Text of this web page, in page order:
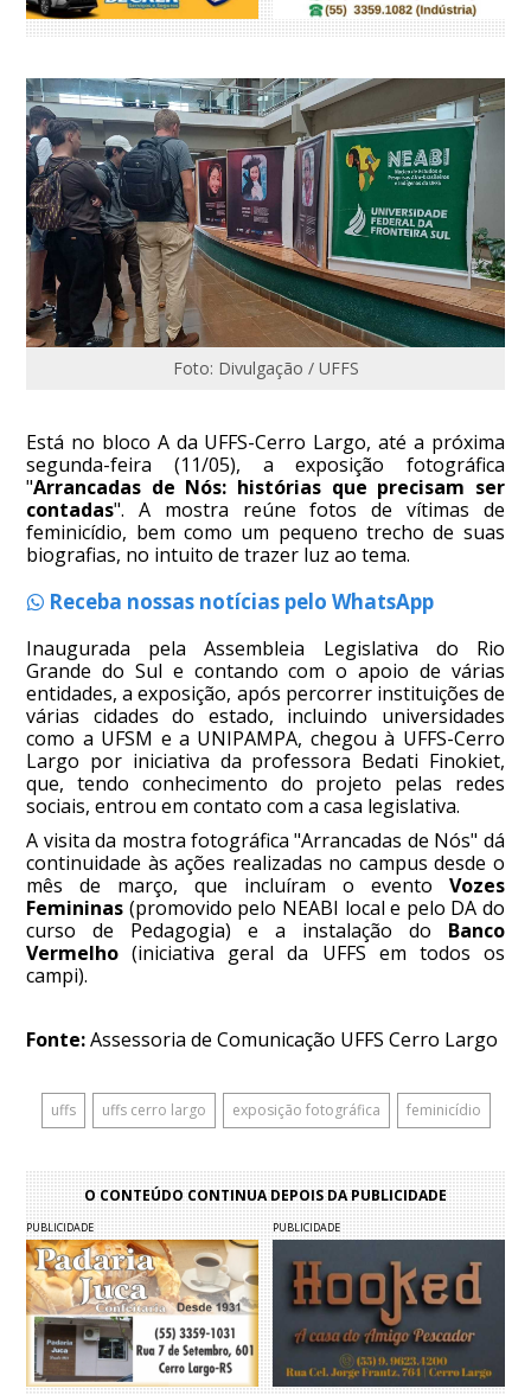
Foto: Divulgação / UFFS
Está no bloco A da UFFS-Cerro Largo, até a próxima
segunda-feira (11/05), a exposição fotográfica
"Arrancadas de Nós: histórias que precisam ser
contadas". A mostra reúne fotos de vítimas de
feminicídio, bem como um pequeno trecho de suas
biografias, no intuito de trazer luz ao tema.
Receba nossas notícias pelo WhatsApp
Inaugurada pela Assembleia Legislativa do Rio
Grande do Sul e contando com o apoio de várias
entidades, a exposição, após percorrer instituições de
várias cidades do estado, incluindo universidades
como a UFSM e a UNIPAMPA, chegou à UFFS-Cerro
Largo por iniciativa da professora Bedati Finokiet,
que, tendo conhecimento do projeto pelas redes
sociais, entrou em contato com a casa legislativa.
A visita da mostra fotográfica "Arrancadas de Nós" dá
continuidade às ações realizadas no campus desde o
mês de março, que incluíram o evento Vozes
Femininas (promovido pelo NEABI local e pelo DA do
curso de Pedagogia) e a instalação do Banco
Vermelho (iniciativa geral da UFFS em todos os
campi).
Fonte:Assessoria de Comunicação UFFS Cerro Largo
uffs uffs cerro largo exposição fotográfica feminicídio
O CONTEÚDO CONTINUA DEPOIS DA PUBLICIDADE
PUBLICIDADE PUBLICIDADE